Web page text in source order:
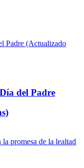
del Padre